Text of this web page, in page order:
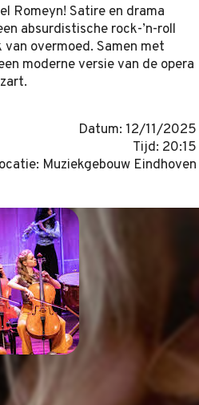
Romeyn! Satire en drama
absurdistische rock-’n-roll
overmoed. Samen met
moderne versie van de opera
Datum: 12/11/2025
Tijd: 20:15
Muziekgebouw Eindhoven